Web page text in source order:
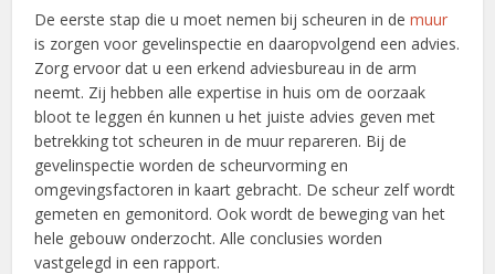
De eerste stap die u moet nemen bij scheuren in demuur
is zorgen voor gevelinspectie en daaropvolgend een advies.
Zorg ervoor dat u een erkend adviesbureau in de arm
neemt. Zij hebben alle expertise in huis om de oorzaak
bloot te leggen én kunnen u het juiste advies geven met
betrekking tot scheuren in de muur repareren. Bij de
gevelinspectie worden de scheurvorming en
omgevingsfactoren in kaart gebracht. De scheur zelf wordt
gemeten en gemonitord. Ook wordt de beweging van het
hele gebouw onderzocht. Alle conclusies worden
vastgelegd in een rapport.